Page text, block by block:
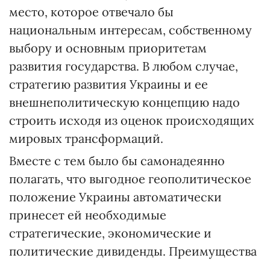
место, которое отвечало бы
национальным интересам, собственному
выбору и основным приоритетам
развития государства. В любом случае,
стратегию развития Украины и ее
внешнеполитическую концепцию надо
строить исходя из оценок происходящих
мировых трансформаций.
Вместе с тем было бы самонадеянно
полагать, что выгодное геополитическое
положение Украины автоматически
принесет ей необходимые
стратегические, экономические и
политические дивиденды. Преимущества